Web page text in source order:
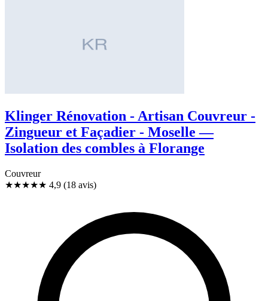
Klinger Rénovation - Artisan Couvreur -
Zingueur et Façadier - Moselle —
Isolation des combles à Florange
Couvreur
★★★★★ 4,9 (18 avis)